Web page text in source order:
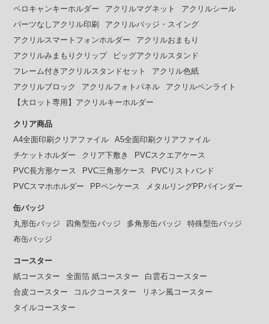
ペロキャンキーホルダー
アクリルマグネット
アクリルシール
パーツなしアクリル印刷
アクリルバッジ・スイング
アクリルスマートフォンホルダー
アクリルおまもり
アクリルみまもりクリップ
ビッグアクリルスタンド
フレーム付きアクリルスタンドセット
アクリル色紙
アクリルブロック
アクリルフォトパネル
アクリルペンライト
【大ロット専用】アクリルキーホルダー
クリア商品
A4全面印刷クリアファイル
A5全面印刷クリアファイル
チケットホルダー
クリア下敷き
PVCスクエアケース
PVC長方形ケース
PVC三角形ケース
PVCリストバンド
PVCスマホホルダー
PPペンケース メタルリングPPバインダー
缶バッジ
丸形缶バッジ
四角型缶バッジ 多角形缶バッジ
特殊型缶バッジ
布缶バッジ
コースター
紙コースター
全面箔 紙コースター
白雲石コースター
合皮コースター
コルクコースター
リネン風コースター
タイルコースター